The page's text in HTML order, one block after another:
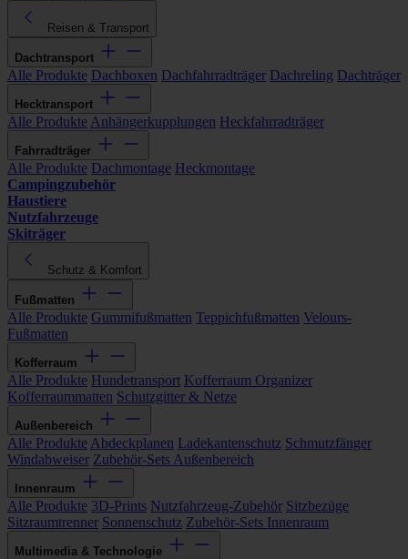
Reisen & Transport
Dachtransport
Alle Produkte Dachboxen Dachfahrradträger Dachreling Dachträger
Hecktransport
Alle Produkte Anhängerkupplungen Heckfahrradträger
Fahrradträger
Alle Produkte Dachmontage Heckmontage
Campingzubehör
Haustiere
Nutzfahrzeuge
Skiträger
Schutz & Komfort
Fußmatten
Alle Produkte Gummifußmatten Teppichfußmatten Velours-
Fußmatten
Kofferraum
Alle Produkte Hundetransport Kofferraum Organizer
Kofferraummatten Schutzgitter & Netze
Außenbereich
Alle Produkte Abdeckplanen Ladekantenschutz Schmutzfänger
Windabweiser Zubehör-Sets Außenbereich
Innenraum
Alle Produkte 3D-Prints Nutzfahrzeug-Zubehör Sitzbezüge
Sitzraumtrenner Sonnenschutz Zubehör-Sets Innenraum
Multimedia & Technologie